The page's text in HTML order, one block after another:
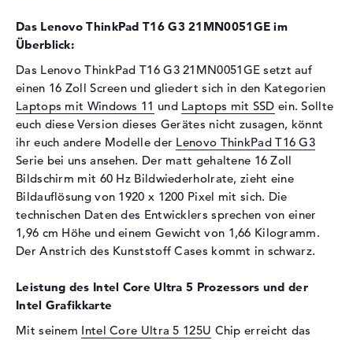
Laufwerks-Typ
ohne Laufwerk
Display
Display-Typ
16" TFT
Max. Auflösung
1920 x 1200
Auflösungstyp
WUXGA
Bildwiederholrate
60 Hz
Besonderheiten
Display, matt, LED-
Hintergrundbeleuchtung, IPS
Panel, sRGB
Audio
Soundkarte
Realtek ALC3287
Sensorauflösung
Eingabegeräte
Das Lenovo ThinkPad T16 G3 21MN0051GE im
Überblick:
Das Lenovo ThinkPad T16 G3 21MN0051GE setzt auf
einen 16 Zoll Screen und gliedert sich in den Kategorien
Laptops mit Windows 11 und Laptops mit SSD ein. Sollte
euch diese Version dieses Gerätes nicht zusagen, könnt
ihr euch andere Modelle der Lenovo ThinkPad T16 G3
Serie bei uns ansehen. Der matt gehaltene 16 Zoll
Bildschirm mit 60 Hz Bildwiederholrate, zieht eine
Bildauflösung von 1920 x 1200 Pixel mit sich. Die
technischen Daten des Entwicklers sprechen von einer
1,96 cm Höhe und einem Gewicht von 1,66 Kilogramm.
Der Anstrich des Kunststoff Cases kommt in schwarz.
Leistung des Intel Core Ultra 5 Prozessors und der
Intel Grafikkarte
Mit seinem Intel Core Ultra 5 125U Chip erreicht das